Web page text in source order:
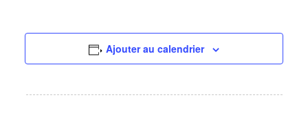
Ajouter au calendrier